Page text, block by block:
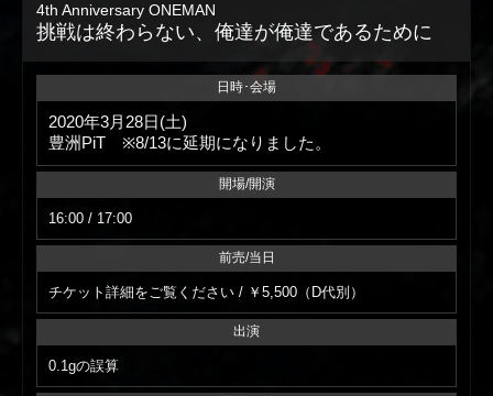
08月
4th Anniversary ONEMAN
挑戦は終わらない、俺達が俺達であるために
日時･会場
2020年3月28日(土)
豊洲PiT ※8/13に延期になりました。
開場/開演
16:00 / 17:00
前売/当日
チケット詳細をご覧ください / ￥5,500（D代別）
出演
0.1gの誤算